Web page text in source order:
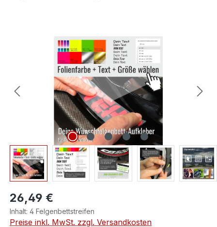
Bildergalerie überspringen
26,49 €
Inhalt: 4 Felgenbettstreifen
Preise inkl. MwSt. zzgl. Versandkosten